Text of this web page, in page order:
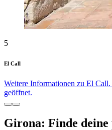
5
El Call
Weitere Informationen zu El
geöffnet.
Girona: Finde